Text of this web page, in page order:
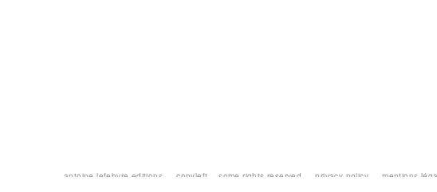
antoine lefebvre editions —copyleft — some rights reserved —privacy policy — mentions